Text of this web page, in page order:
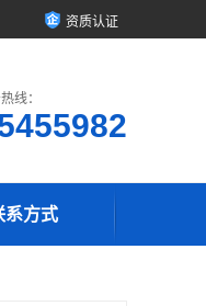
资质认证
线：
系方式